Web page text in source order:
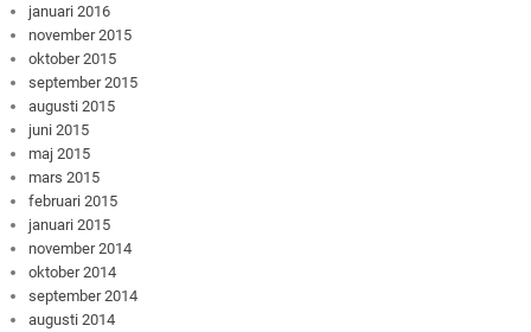
januari 2016
november 2015
oktober 2015
september 2015
augusti 2015
juni 2015
maj 2015
mars 2015
februari 2015
januari 2015
november 2014
oktober 2014
september 2014
augusti 2014